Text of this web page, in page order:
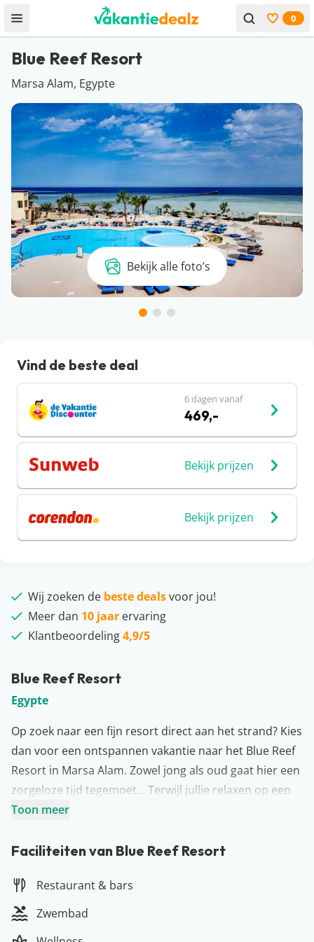
Open menu Bekijk
0
Blue Reef Resort
Marsa Alam, Egypte
Bekijk alle foto’s
Blue Reef Resort
Egypte
Op zoek naar een fijn resort direct aan het strand? Kies
dan voor een ontspannen vakantie naar het Blue Reef
Resort in Marsa Alam. Zowel jong als oud gaat hier een
zorgeloze tijd tegemoet… Terwijl jullie relaxen op een
ligbedje aan het zwembad, kunnen de kleine
in wat actiefs? Op het resort zijn verschillende sport-
doen. Natuurlijk kunnen jullie ook tot rust komen in de
wellness. Het is tenslotte vakantie!
Toon meer
Faciliteiten van Blue Reef Resort
Restaurant & bars
Zwembad
Vind de beste deal
6 dagen vanaf
469,-
Bekijk prijzen
Bekijk prijzen
Wij zoeken de beste dealsvoor jou!
Meer dan 10 jaar ervaring
Klantbeoordeling4,9/5